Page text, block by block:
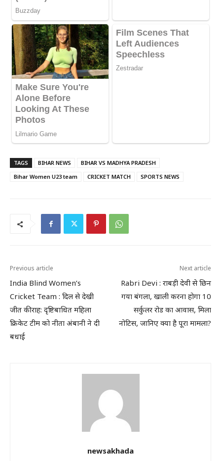
TAGS BIHAR NEWS
BIHAR VS MADHYA PRADESH
Bihar Women U23 team
CRICKET MATCH SPORTS NEWS
Previous article
India Blind Women’s
Cricket Team : दिल से देखी
जीत की राह: दृष्टिबाधित महिला
क्रिकेट टीम को नीता अंबानी ने दी
बधाई
Next article
Rabri Devi : राबड़ी देवी से छिन
गया बंगला, खाली करना होगा 10
सर्कुलर रोड का आवास, मिला
नोटिस, जानिए क्या है पूरा मामला?
newsakhada